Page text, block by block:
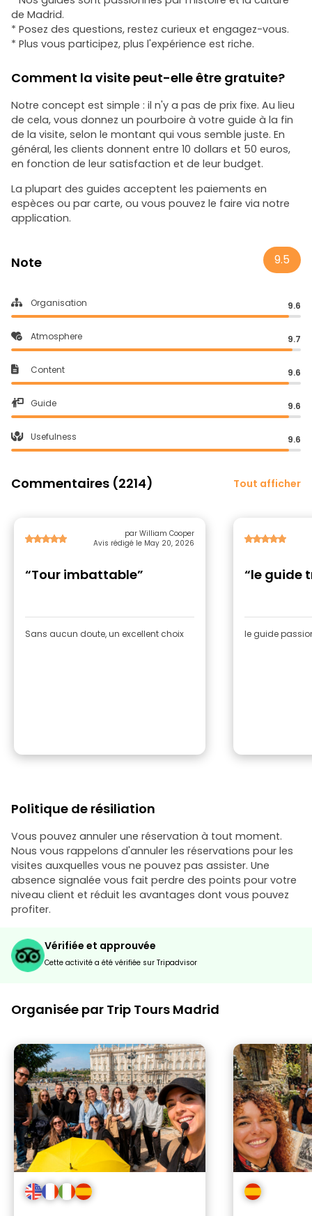
de Madrid.
* Posez des questions, restez curieux et engagez-vous.
* Plus vous participez, plus l'expérience est riche.
Comment la visite peut-elle être gratuite?
Notre concept est simple : il n'y a pas de prix fixe. Au lieu
de cela, vous donnez un pourboire à votre guide à la fin
de la visite, selon le montant qui vous semble juste. En
général, les clients donnent entre 10 dollars et 50 euros,
en fonction de leur satisfaction et de leur budget.
La plupart des guides acceptent les paiements en
espèces ou par carte, ou vous pouvez le faire via notre
application.
Note 9.5
Organisation 9.6
Atmosphere 9.7
Content 9.6
Guide 9.6
Usefulness 9.6
Commentaires (2214) Tout afficher
par William Cooper
Avis rédigé le May 20, 2026
“Tour imbattable”
Sans aucun doute, un excellent choix
“le guide
le guide
Politique de résiliation
Vous pouvez annuler une réservation à tout moment.
Nous vous rappelons d'annuler les réservations pour les
visites auxquelles vous ne pouvez pas assister. Une
absence signalée vous fait perdre des points pour votre
niveau client et réduit les avantages dont vous pouvez
profiter.
Vérifiée et approuvée
Cette activité a été vérifiée sur Tripadvisor
Organisée par Trip Tours Madrid